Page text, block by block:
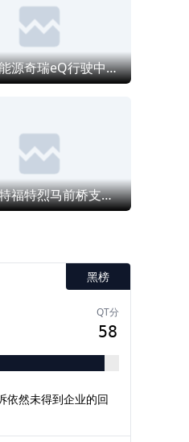
奇瑞新能源奇瑞eQ行驶中突发动力受限报警和车辆无法正常快充，厂家推脱拒绝三电质保
江铃福特福特烈马前桥支架断裂和传动轴脱落，4S店推诿不予维修
QT分
58
黑榜
依然未得到企业的回